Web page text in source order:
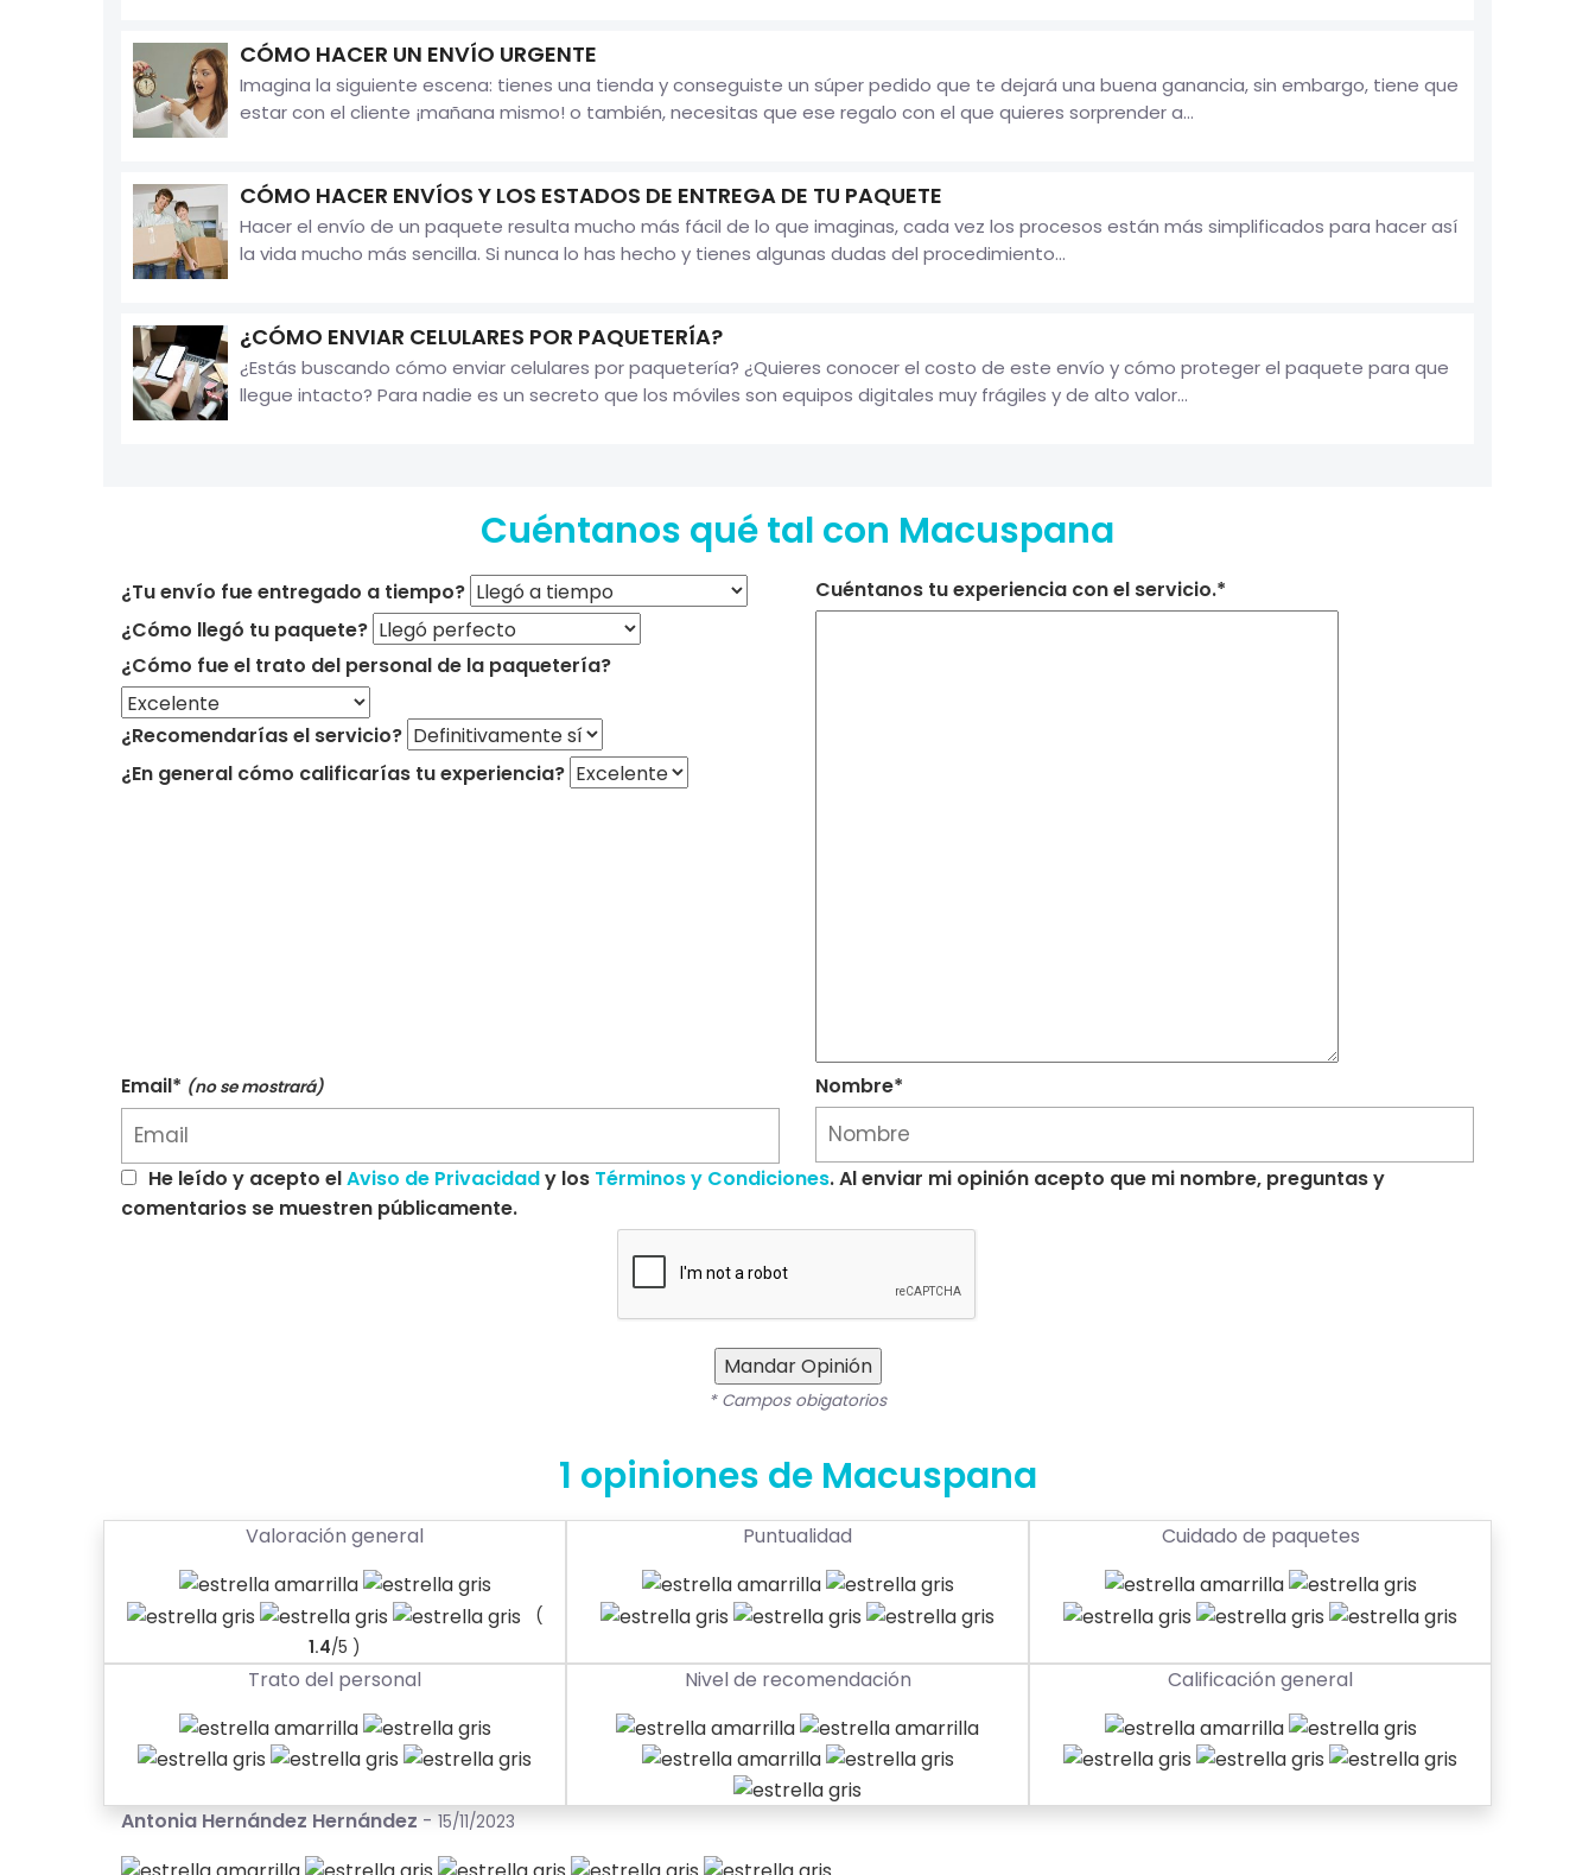
CÓMO HACER UN ENVÍO URGENTE
Imagina la siguiente escena: tienes una tienda y conseguiste un súper pedido que te dejará una buena ganancia, sin embargo, tiene que
estar con el cliente ¡mañana mismo! o también, necesitas que ese regalo con el que quieres sorprender a...
CÓMO HACER ENVÍOS Y LOS ESTADOS DE ENTREGA DE TU PAQUETE
Hacer el envío de un paquete resulta mucho más fácil de lo que imaginas, cada vez los procesos están más simplificados para hacer así
la vida mucho más sencilla. Si nunca lo has hecho y tienes algunas dudas del procedimiento...
¿CÓMO ENVIAR CELULARES POR PAQUETERÍA?
¿Estás buscando cómo enviar celulares por paquetería? ¿Quieres conocer el costo de este envío y cómo proteger el paquete para que
llegue intacto? Para nadie es un secreto que los móviles son equipos digitales muy frágiles y de alto valor...
Cuéntanos qué tal con Macuspana
¿Tu envío fue entregado a tiempo?
¿Cómo llegó tu paquete?
¿Cómo fue el trato del personal de la paquetería?
¿Recomendarías el servicio?
¿En general cómo calificarías tu experiencia?
Cuéntanos tu experiencia con el servicio.*
Email* (no se mostrará) Nombre*
He leído y acepto elAviso de Privacidady los Términos y Condiciones. Al enviar mi opinión acepto que mi nombre, preguntas y
comentarios se muestren públicamente.
Mandar Opinión
* Campos obigatorios
1 opiniones de Macuspana
Valoración general
(
1.4/5 )
Puntualidad Cuidado de paquetes
Trato del personal Nivel de recomendación Calificación general
Antonia Hernández Hernández - 15/11/2023